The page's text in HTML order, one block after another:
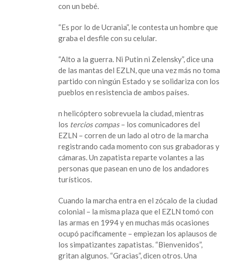
con un bebé.
“Es por lo de Ucrania”, le contesta un hombre que
graba el desfile con su celular.
“Alto a la guerra. Ni Putin ni Zelensky”, dice una
de las mantas del EZLN, que una vez más no toma
partido con ningún Estado y se solidariza con los
pueblos en resistencia de ambos países.
n helicóptero sobrevuela la ciudad, mientras
los tercios compas– los comunicadores del
EZLN – corren de un lado al otro de la marcha
registrando cada momento con sus grabadoras y
cámaras. Un zapatista reparte volantes a las
personas que pasean en uno de los andadores
turísticos.
Cuando la marcha entra en el zócalo de la ciudad
colonial – la misma plaza que el EZLN tomó con
las armas en 1994 y en muchas más ocasiones
ocupó pacíficamente – empiezan los aplausos de
los simpatizantes zapatistas. “Bienvenidos”,
gritan algunos. “Gracias”, dicen otros. Una